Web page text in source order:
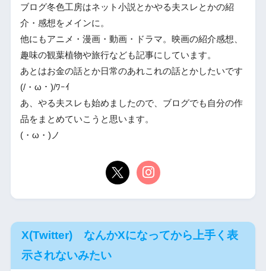
ブログ冬色工房はネット小説とかやる夫スレとかの紹
介・感想をメインに。
他にもアニメ・漫画・動画・ドラマ。映画の紹介感想、
趣味の観葉植物や旅行なども記事にしています。
あとはお金の話とか日常のあれこれの話とかしたいです
(/・ω・)/ﾜｰｲ
あ、やる夫スレも始めましたので、ブログでも自分の作
品をまとめていこうと思います。
(・ω・)ノ
X(Twitter) なんかXになってから上手く表
示されないみたい